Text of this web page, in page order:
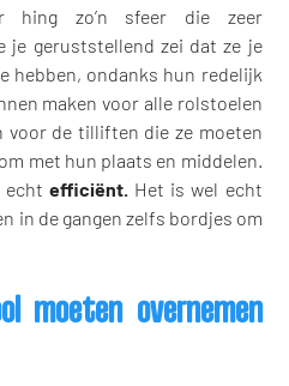
hing zo’n sfeer die zeer
je geruststellend zei dat ze je
hebben, ondanks hun redelijk
maken voor alle rolstoelen
voor de tilliften die ze moeten
met hun plaats en middelen.
echt efficiënt.Het is wel echt
in de gangen zelfs bordjes om
moeten overnemen